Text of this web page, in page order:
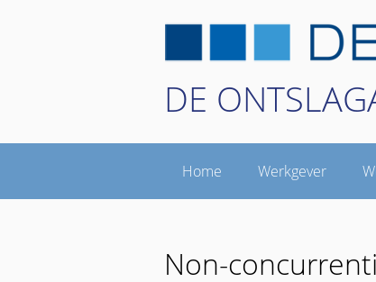
DE
Home Werkgever
Non-